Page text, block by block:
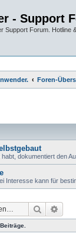
- Support
Support Forum. Hotline
Foren-
dokumentiert den
Interesse kann für
Suche